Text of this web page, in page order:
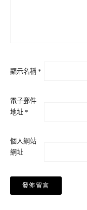
顯示名稱 *
電子郵件
地址 *
個人網站
網址